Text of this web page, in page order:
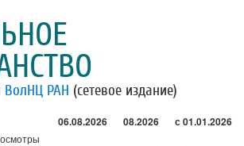
ВолНЦ РАН (сетевое издание)
06.08.2026 08.2026 с 01.01.2026